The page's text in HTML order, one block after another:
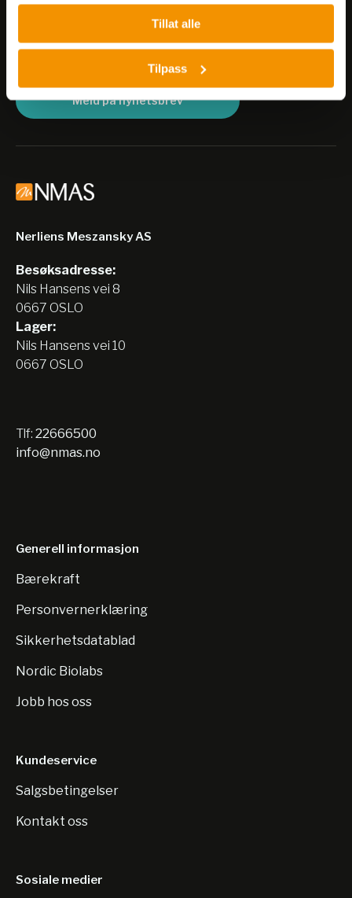
Tillat alle
Tilpass
Meld deg på vårt nyhetsbrev!
Få informasjon om produkter,
arrangementer og kampanjer.
Meld på nyhetsbrev
Nerliens Meszansky AS
Besøksadresse:
Nils Hansens vei 8
0667 OSLO
Lager:
Nils Hansens vei 10
0667 OSLO
Tlf: 22666500
info@nmas.no
Generell informasjon
Bærekraft
Personvernerklæring
Sikkerhetsdatablad
Nordic Biolabs
Jobb hos oss
Kundeservice
Salgsbetingelser
Kontakt oss
Sosiale medier